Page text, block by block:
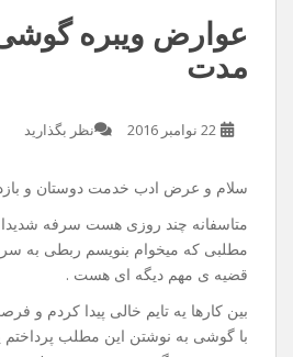
عوارض ویبره
مدت
سلام و عرض ادب خدمت دوستان و